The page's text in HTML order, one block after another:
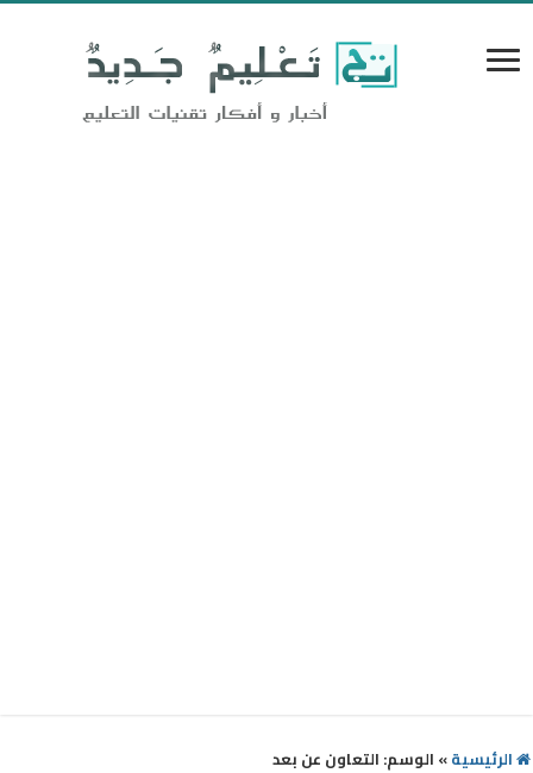
الرئيسية» الوسم: التعاون عن بعد